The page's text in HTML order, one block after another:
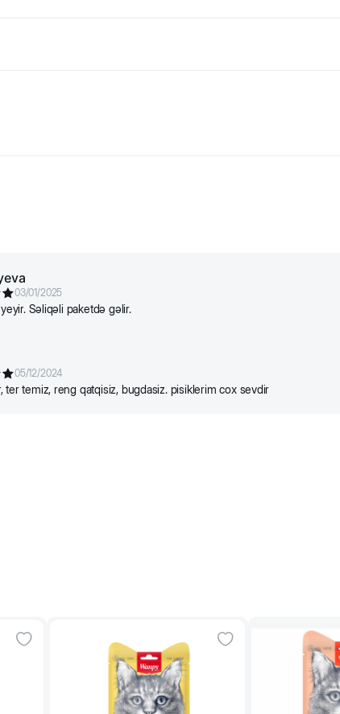
qarğıdalı özü, quş yağı, şəkər çuğundur lətisi, sellüloza,
üçündür. Bütün məhsul məlumatları birbaşa
03/01/2025
Səliqəli paketdə gəlir.
05/12/2024
ter temiz, reng qatqisiz, bugdasiz. pisiklerim cox sevdir